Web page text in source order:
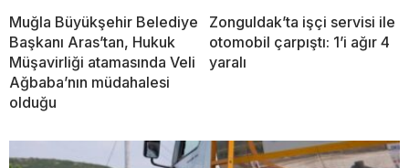
Muğla Büyükşehir Belediye
Başkanı Aras’tan, Hukuk
Müşavirliği atamasında Veli
Ağbaba’nın müdahalesi
olduğu
Zonguldak’ta işçi servisi ile
otomobil çarpıştı: 1’i ağır 4
yaralı